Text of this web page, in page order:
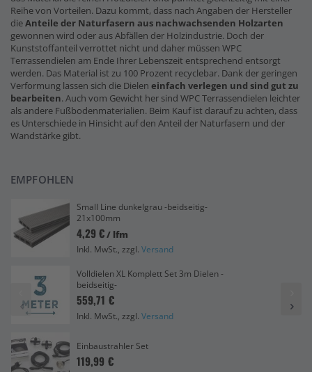
Reihe von Vorteilen. Dazu kommt, dass nach Angaben der Hersteller
dieAnteile der Naturfasern aus nachwachsenden Holzarten
gewonnen wird oder aus Abfällen der Holzindustrie. Doch der
Kunststoffanteil verrottet nicht und daher müssen WPC
Terrassendielen am Ende Ihrer Lebenszeit entsprechend entsorgt
werden. Das Material ist zu 100 Prozent recyclebar. Dank der geringen
Verformung lassen sich die Dielen einfach verlegen und sind gut zu
bearbeiten. Auch vom Gewicht her sind WPC Terrassendielen leichter
als andere Fußbodenmaterialien. Beim Kauf ist darauf zu achten, dass
es Unterschiede in Hinsicht auf den Anteil der Naturfasern und der
Wandstärke gibt.
EMPFOHLEN
Small Line dunkelgrau -beidseitig-
21x100mm
4,29 €/ lfm
Inkl. MwSt., zzgl. Versand
Volldielen XL Komplett Set 3m Dielen -
beidseitig-
559,71 €
Inkl. MwSt., zzgl. Versand
Einbaustrahler Set
119,99 €